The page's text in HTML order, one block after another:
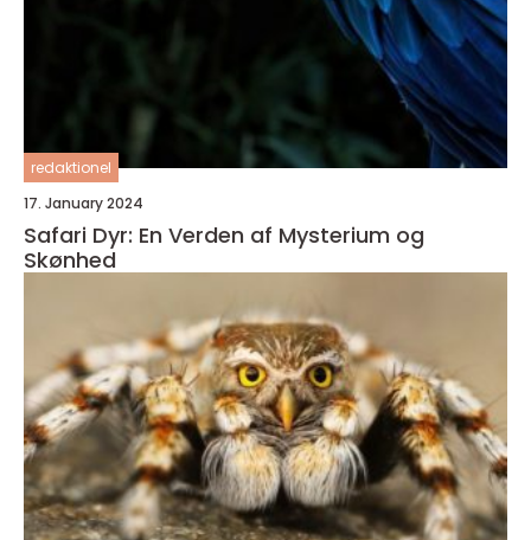
redaktionel
17. January 2024
Safari Dyr: En Verden af Mysterium og
Skønhed